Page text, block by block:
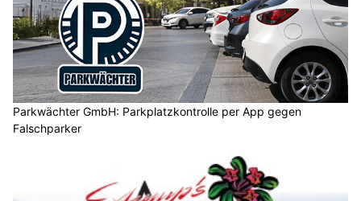
Parkwächter GmbH: Parkplatzkontrolle per App gegen
Falschparker